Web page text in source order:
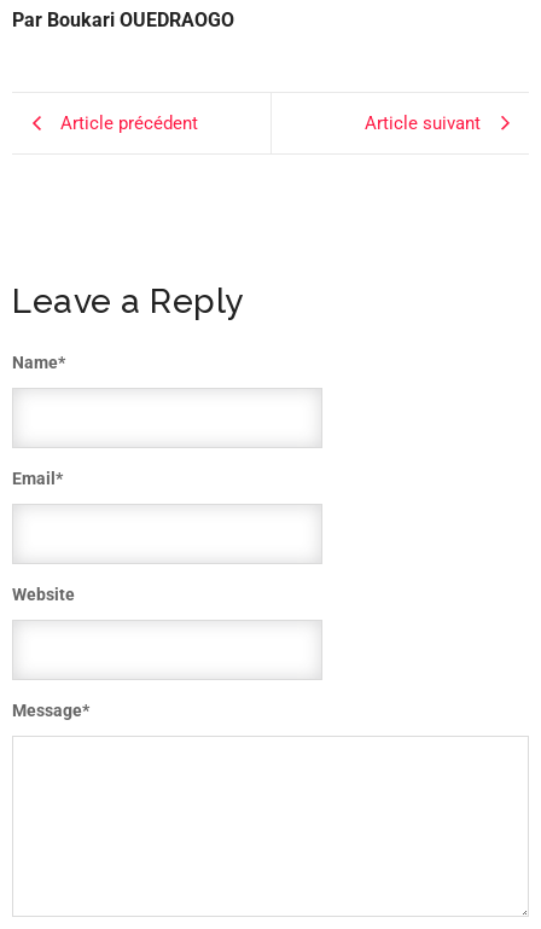
Par Boukari OUEDRAOGO
Article précédent Article suivant
Leave a Reply
Message*
Name*
Email *
Website